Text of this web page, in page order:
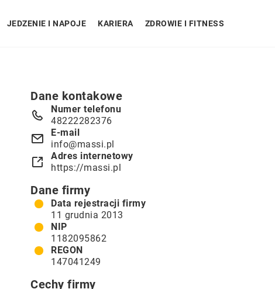
JEDZENIE I NAPOJE KARIERA ZDROWIE I FITNESS
Dane kontakowe
Numer telefonu
48222282376
E-mail
info@massi.pl
Adres internetowy
https://massi.pl
Dane firmy
Data rejestracji firmy
11 grudnia 2013
NIP
1182095862
REGON
147041249
Cechy firmy